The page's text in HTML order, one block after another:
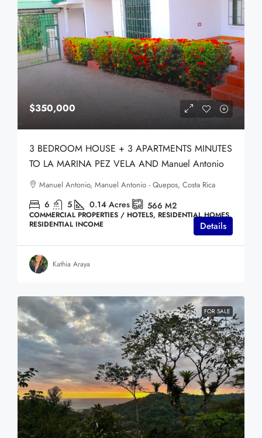
$350,000
3 BEDROOM HOUSE + 3 APARTMENTS MINUTES
TO LA MARINA PEZ VELA AND Manuel Antonio
Manuel Antonio, Manuel Antonio - Quepos, Costa Rica
6 5 0.14 Acres 566 M2
COMMERCIAL PROPERTIES / HOTELS, RESIDENTIAL HOMES,
RESIDENTIAL INCOME
Details
Kathia Araya
FOR SALE